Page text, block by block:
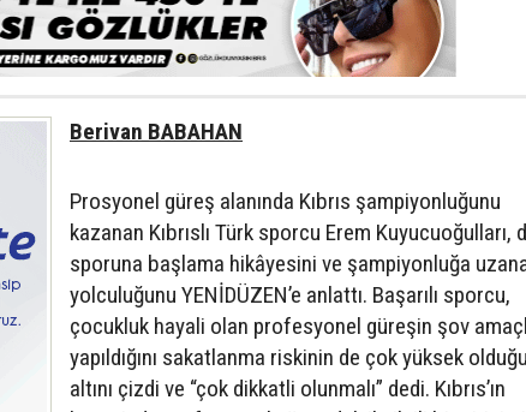
Berivan BABAHAN
Prosyonel güreş alanında Kıbrıs şampiyonluğunu
kazanan Kıbrıslı Türk sporcu Erem Kuyucuoğulları,
sporuna başlama hikâyesini ve şampiyonluğa
yolculuğunu YENİDÜZEN’e anlattı. Başarılı sporcu,
çocukluk hayali olan profesyonel güreşin şov
yapıldığını sakatlanma riskinin de çok yüksek
altını çizdi ve “çok dikkatli olunmalı” dedi. Kıbrıs’ın